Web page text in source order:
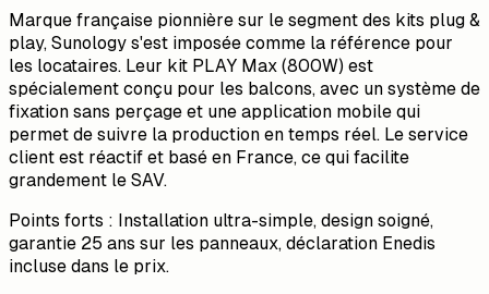
Marque française pionnière sur le segment des kits plug &
play, Sunology s'est imposée comme la référence pour
les locataires. Leur kit PLAY Max (800W) est
spécialement conçu pour les balcons, avec un système de
fixation sans perçage et une application mobile qui
permet de suivre la production en temps réel. Le service
client est réactif et basé en France, ce qui facilite
grandement le SAV.
Points forts : Installation ultra-simple, design soigné,
garantie 25 ans sur les panneaux, déclaration Enedis
incluse dans le prix.